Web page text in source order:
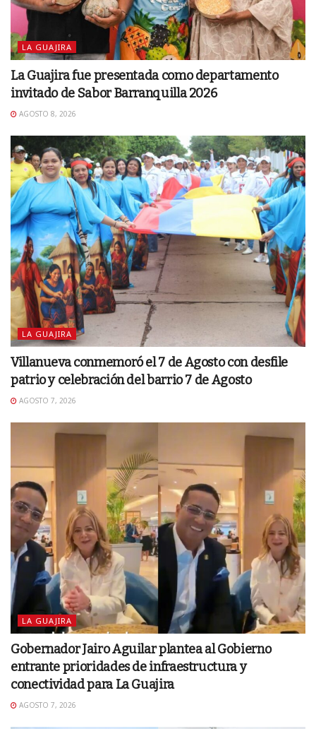
LA GUAJIRA
La Guajira fue presentada como departamento
invitado de Sabor Barranquilla 2026
AGOSTO 8, 2026
LA GUAJIRA
Villanueva conmemoró el 7 de Agosto con desfile
patrio y celebración del barrio 7 de Agosto
AGOSTO 7, 2026
LA GUAJIRA
Gobernador Jairo Aguilar plantea al Gobierno
entrante prioridades de infraestructura y
conectividad para La Guajira
AGOSTO 7, 2026